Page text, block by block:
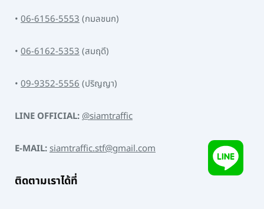
• 06-6156-5553(กมลชนก)
• 06-6162-5353(สมฤดี)
• 09-9352-5556(ปริญญา)
LINE OFFICIAL:@siamtraffic
E-MAIL:siamtraffic.stf@gmail.com
ติดตามเราได้ที่